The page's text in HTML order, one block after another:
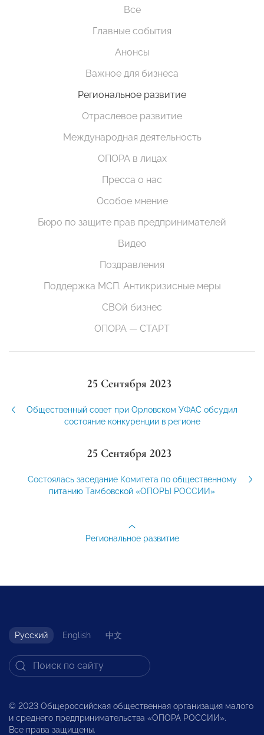
Все
Главные события
Анонсы
Важное для бизнеса
Региональное развитие
Отраслевое развитие
Международная деятельность
ОПОРА в лицах
Пресса о нас
Особое мнение
Бюро по защите прав предпринимателей
Видео
Поздравления
Поддержка МСП. Антикризисные меры
СВОй бизнес
ОПОРА — СТАРТ
25 Сентября 2023
Общественный совет при Орловском УФАС обсудил
состояние конкуренции в регионе
25 Сентября 2023
Состоялась заседание Комитета по общественному
питанию Тамбовской «ОПОРЫ РОССИИ»
Региональное развитие
Русский English 中文
© 2023 Общероссийская общественная организация малого
и среднего предпринимательства «ОПОРА РОССИИ».
Все права защищены.